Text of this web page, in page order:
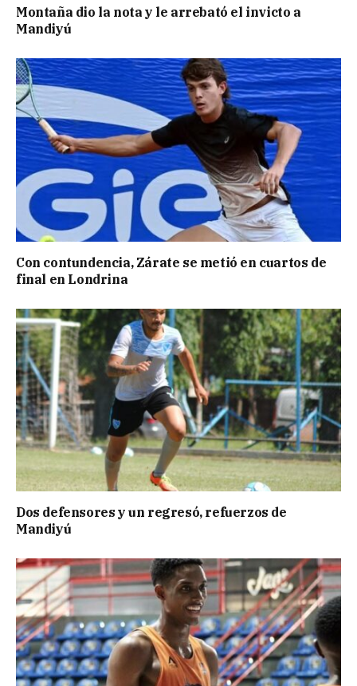
Montaña dio la nota y le arrebató el invicto a
Mandiyú
Con contundencia, Zárate se metió en cuartos de
final en Londrina
Dos defensores y un regresó, refuerzos de
Mandiyú